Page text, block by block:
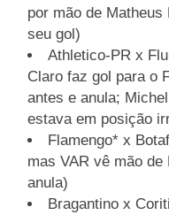
por mão de
seu gol)
Athletico-PR x
Claro faz gol para o
antes e anula;
estava em posição
Flamengo* x
mas VAR vê mão de
anula)
Bragantino x